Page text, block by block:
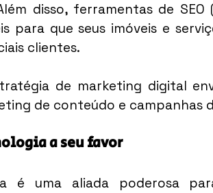
disso, ferramentas de
para que seus imóveis e
clientes.
de marketing digital
de conteúdo e campanhas
a seu favor
é uma aliada poderosa